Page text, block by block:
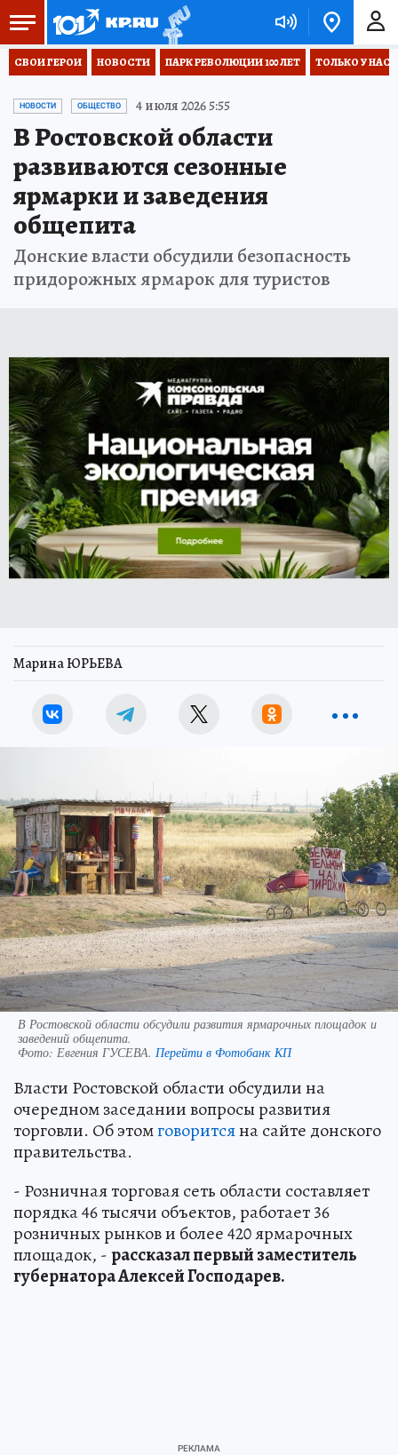
СВОИ ГЕРОИ НОВОСТИ ПАРК РЕВОЛЮЦИИ 100 ЛЕТ ТОЛЬКО У НАС
НОВОСТИ ОБЩЕСТВО 4 июля 2026 5:55
В Ростовской области
развиваются сезонные
ярмарки и заведения
общепита
Донские власти обсудили безопасность
придорожных ярмарок для туристов
Марина ЮРЬЕВА
В Ростовской области обсудили развития ярмарочных площадок и
заведений общепита.
Фото: Евгения ГУСЕВА. Перейти в Фотобанк КП
Власти Ростовской области обсудили на
очередном заседании вопросы развития
торговли. Об этомговоритсяна сайте донского
правительства.
- Розничная торговая сеть области составляет
порядка 46 тысячи объектов, работает 36
розничных рынков и более 420 ярмарочных
площадок, -рассказал первый заместитель
губернатора Алексей Господарев.